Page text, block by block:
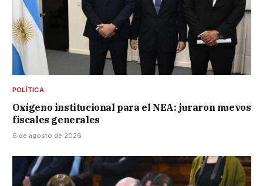
POLÍTICA
Oxígeno institucional para el NEA: juraron nuevos
fiscales generales
6 de agosto de 2026